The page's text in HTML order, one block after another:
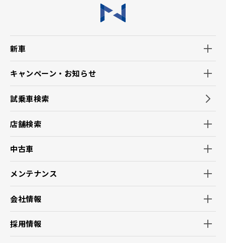
新車
キャンペーン・お知らせ
試乗車検索
店舗検索
中古車
メンテナンス
会社情報
採用情報